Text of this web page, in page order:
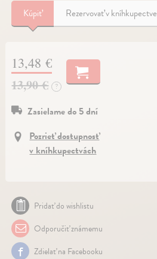
Kúpiť Rezervovať v kníhkupectve
13,48 €
13,90 €
?
Zasielame do 5 dní
Pozrieť dostupnosť
v kníhkupectvách
Pridať do wishlistu
Odporučiť známemu
Zdielať na Facebooku